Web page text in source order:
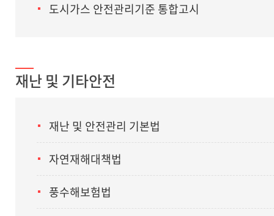
도시가스 안전관리기준 통합고시
재난 및 기타안전
재난 및 안전관리 기본법
자연재해대책법
풍수해보험법